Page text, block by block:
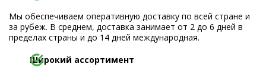
Мы обеспечиваем оперативную доставку по всей стране и
за рубеж. В среднем, доставка занимает от 2 до 6 дней в
пределах страны и до 14 дней международная.
Широкий ассортимент